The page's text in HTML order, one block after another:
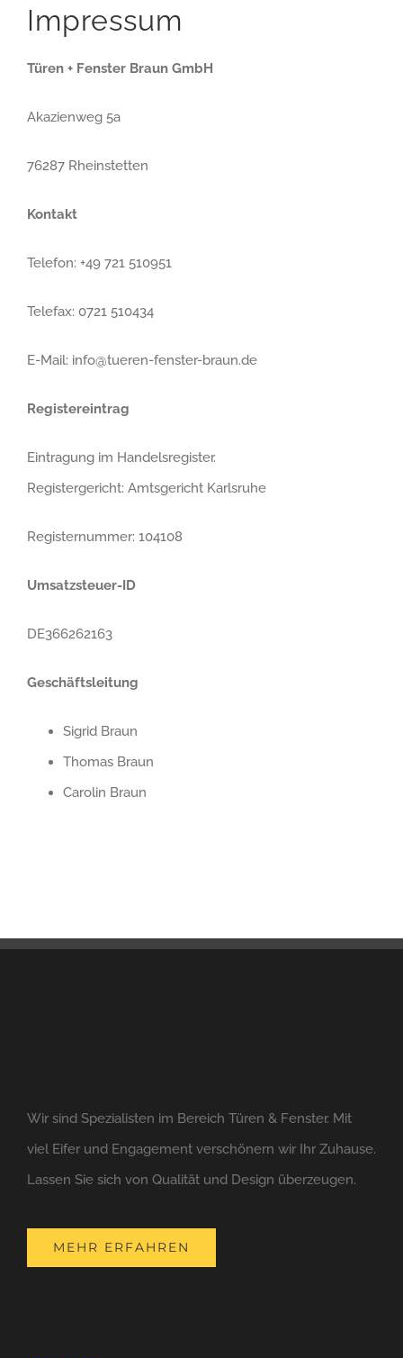
Impressum
Türen + Fenster Braun GmbH
Akazienweg 5a
76287 Rheinstetten
Kontakt
Telefon: +49 721 510951
Telefax: 0721 510434
E-Mail: info@tueren-fenster-braun.de
Registereintrag
Eintragung im Handelsregister.
Registergericht: Amtsgericht Karlsruhe
Registernummer: 104108
Umsatzsteuer-ID
DE366262163
Geschäftsleitung
Sigrid Braun
Thomas Braun
Carolin Braun
Wir sind Spezialisten im Bereich Türen & Fenster. Mit
viel Eifer und Engagement verschönern wir Ihr Zuhause.
Lassen Sie sich von Qualität und Design überzeugen.
MEHR ERFAHREN